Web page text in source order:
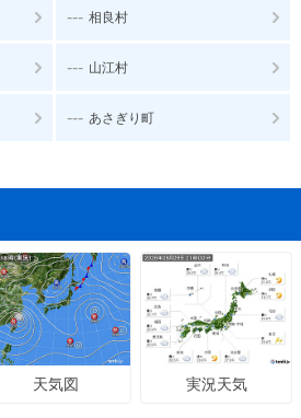
--- 相良村
--- 山江村
--- あさぎり町
天気図 実況天気